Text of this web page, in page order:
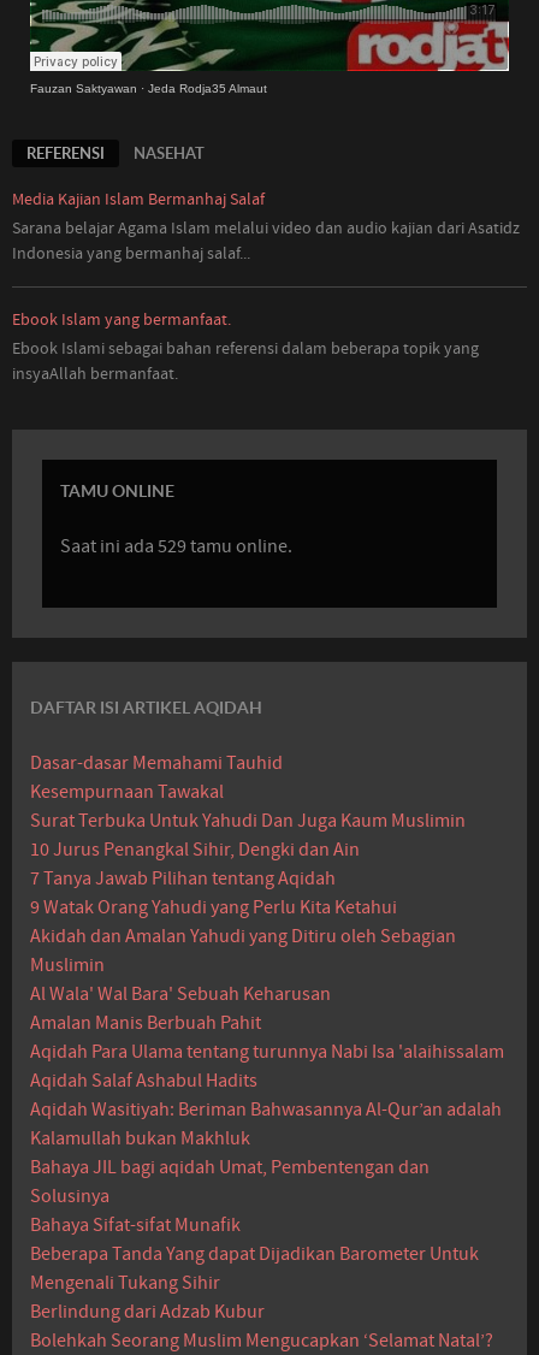
Fauzan Saktyawan · Jeda Rodja35 Almaut
REFERENSI NASEHAT
Media Kajian Islam Bermanhaj Salaf
Sarana belajar Agama Islam melalui video dan audio kajian dari Asatidz
Indonesia yang bermanhaj salaf...
Ebook Islam yang bermanfaat.
Ebook Islami sebagai bahan referensi dalam beberapa topik yang
insyaAllah bermanfaat.
TAMU ONLINE
Saat ini ada 529 tamu online.
DAFTAR ISI ARTIKEL AQIDAH
Dasar-dasar Memahami Tauhid
Kesempurnaan Tawakal
Surat Terbuka Untuk Yahudi Dan Juga Kaum Muslimin
10 Jurus Penangkal Sihir, Dengki dan Ain
7 Tanya Jawab Pilihan tentang Aqidah
9 Watak Orang Yahudi yang Perlu Kita Ketahui
Akidah dan Amalan Yahudi yang Ditiru oleh Sebagian
Muslimin
Al Wala' Wal Bara' Sebuah Keharusan
Amalan Manis Berbuah Pahit
Aqidah Para Ulama tentang turunnya Nabi Isa 'alaihissalam
Aqidah Salaf Ashabul Hadits
Aqidah Wasitiyah: Beriman Bahwasannya Al-Qur’an adalah
Kalamullah bukan Makhluk
Bahaya JIL bagi aqidah Umat, Pembentengan dan
Solusinya
Bahaya Sifat-sifat Munafik
Beberapa Tanda Yang dapat Dijadikan Barometer Untuk
Mengenali Tukang Sihir
Berlindung dari Adzab Kubur
Bolehkah Seorang Muslim Mengucapkan ‘Selamat Natal’?